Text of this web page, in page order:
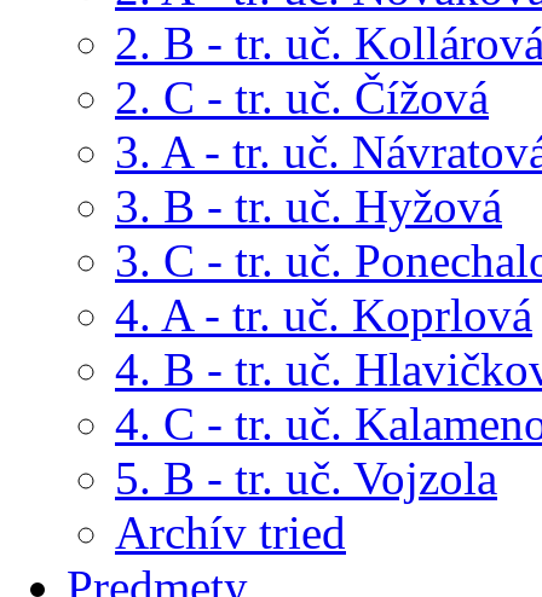
2. B - tr. uč.
2. C - tr. uč. Čížová
3. A - tr. uč.
3. B - tr. uč. Hyžová
3. C - tr. uč.
4. A - tr. uč. Koprlová
4. B - tr. uč.
4. C - tr. uč.
5. B - tr. uč. Vojzola
Archív tried
Predmety